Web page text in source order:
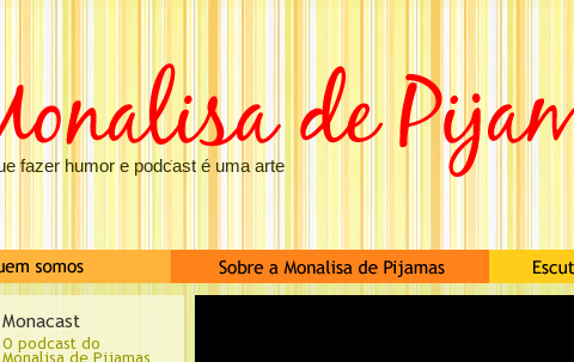
fazer humor e podcast é uma arte